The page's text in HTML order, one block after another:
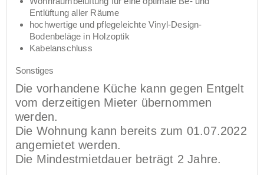
Entlüftung aller Räume
hochwertige und pflegeleichte Vinyl-Design-
Bodenbeläge in Holzoptik
Kabelanschluss
Sonstiges
Die vorhandene Küche kann gegen Entgelt
vom derzeitigen Mieter übernommen
werden.
Die Wohnung kann bereits zum 01.07.2022
angemietet werden.
Die Mindestmietdauer beträgt 2 Jahre.